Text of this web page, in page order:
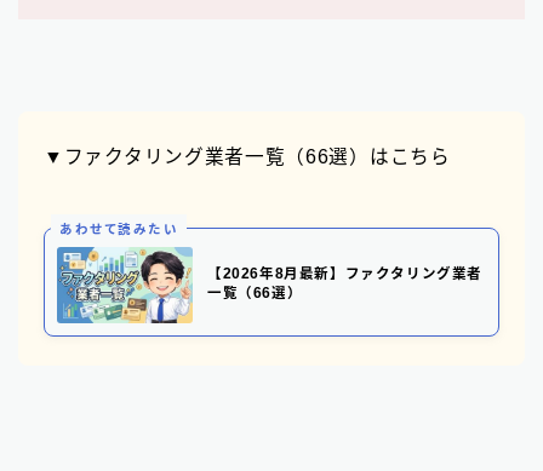
▼ファクタリング業者一覧（66選）はこちら
あわせて読みたい
【2026年8月最新】ファクタリング業者
一覧（66選）